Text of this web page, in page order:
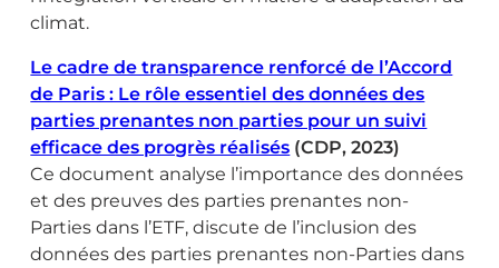
climat.
Le cadre de transparence renforcé de l’Accord
de Paris : Le rôle essentiel des données des
parties prenantes non parties pour un suivi
efficace des progrès réalisés (CDP, 2023)
Ce document analyse l’importance des données
et des preuves des parties prenantes non-
Parties dans l’ETF, discute de l’inclusion des
données des parties prenantes non-Parties dans